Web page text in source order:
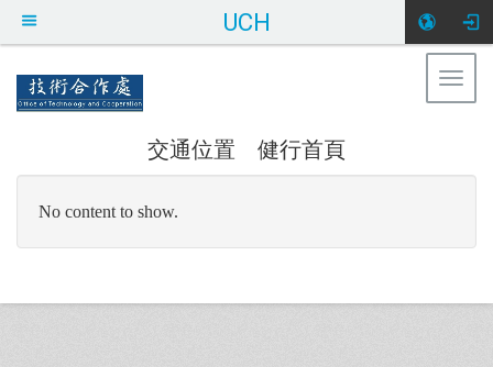
UCH
交通位置 健行首頁
No content to show.